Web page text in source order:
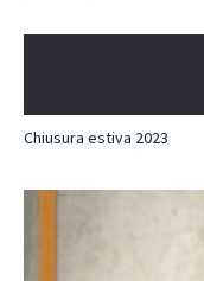
Chiusura estiva 2023